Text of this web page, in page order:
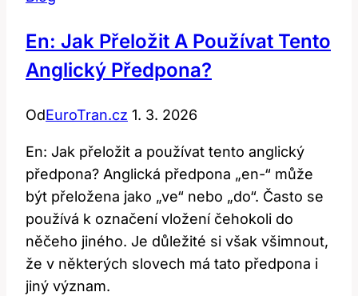
En: Jak Přeložit A Používat Tento
Anglický Předpona?
OdEuroTran.cz 1. 3. 2026
En: Jak přeložit a používat tento anglický
předpona? Anglická předpona „en-“ může
být přeložena jako „ve“ nebo „do“. Často se
používá k označení vložení čehokoli do
něčeho jiného. Je důležité si však všimnout,
že v některých slovech má tato předpona i
jiný význam.